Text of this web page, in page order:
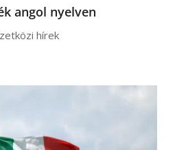
angol nyelven
hírek